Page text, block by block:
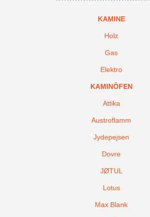
KAMINE
Holz
Gas
Elektro
KAMINÖFEN
Attika
Austroflamm
Jydepejsen
Dovre
JØTUL
Lotus
Max Blank